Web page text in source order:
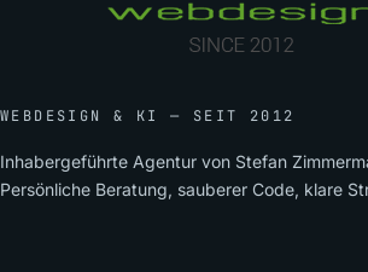
WEBDESIGN & KI — SEIT 2012
Inhabergeführte Agentur von Stefan
Persönliche Beratung, sauberer Code, klare